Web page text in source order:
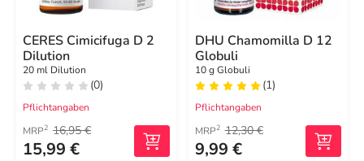
CERES Cimicifuga D 2
Dilution
20 ml Dilution
(0)
Pflichtangaben
MRP2 16,95 €
15,99 €
DHU Chamomilla D 12
Globuli
10 g Globuli
(1)
Pflichtangaben
MRP2 12,30 €
9,99 €